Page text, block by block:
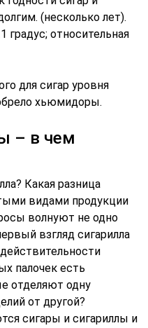
(несколько лет).
градус; относительная
для сигар уровня
хьюмидоры.
– в чем
Какая разница
видами продукции
волнуют не одно
взгляд сигарилла
палочек есть
отделяют одну
от другой?
сигары и сигариллы и